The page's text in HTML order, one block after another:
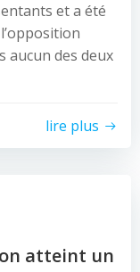
et a été
aucun des deux
lire plus
atteint un